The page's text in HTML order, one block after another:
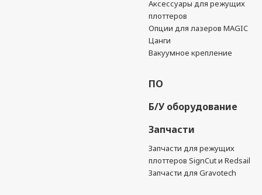
Аксессуары для режущих
плоттеров
Опции для лазеров MAGIC
Цанги
Вакуумное крепление
ПО
Б/У оборудование
Запчасти
Запчасти для режущих
плоттеров SignCut и Redsail
Запчасти для Gravotech